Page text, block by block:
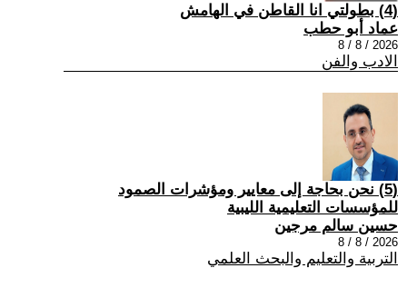
(4) بطولتي انا القاطن في الهامش
عماد أبو حطب
2026 / 8 / 8
الادب والفن
(5) نحن بحاجة إلى معايير ومؤشرات الصمود
للمؤسسات التعليمية الليبية
حسين سالم مرجين
2026 / 8 / 8
التربية والتعليم والبحث العلمي